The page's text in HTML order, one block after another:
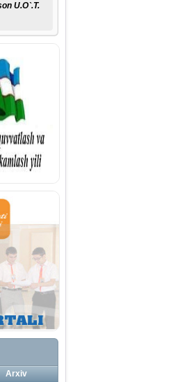
U.O`.T.
Arxiv